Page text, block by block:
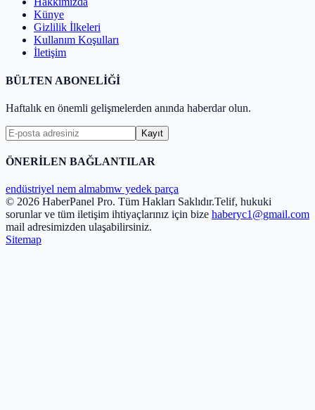
Künye
Gizlilik İlkeleri
Kullanım Koşulları
İletişim
BÜLTEN ABONELİĞİ
Haftalık en önemli gelişmelerden anında haberdar olun.
Kayıt
ÖNERİLEN BAĞLANTILAR
endüstriyel nem almabmw yedek parça
© 2026 HaberPanel Pro. Tüm Hakları Saklıdır.Telif, hukuki
sorunlar ve tüm iletişim ihtiyaçlarınız için bize haberyc1@gmail.com
mail adresimizden ulaşabilirsiniz.
Sitemap